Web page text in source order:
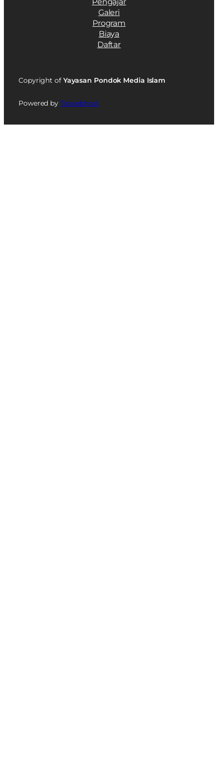
Galeri
Program
Biaya
Daftar
Copyright of Yayasan Pondok Media Islam
Powered by Tipwebhost